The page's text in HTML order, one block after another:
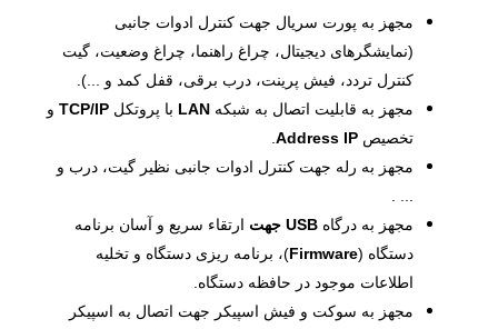
مجهز به پورت سریال جهت کنترل ادوات جانبی
(نمایشگرهای دیجیتال، چراغ راهنما، چراغ وضعیت، گیت
کنترل تردد، فیش پرینت، درب برقی، قفل کمد و ...).
​مجهز به قابلیت اتصال به شبکه LAN با پروتکل TCP/IPو
تخصیص IP
Address
.
مجهز به رله جهت کنترل ادوات جانبی نظیر گیت، درب و
مجهز به درگاه USBجهت ارتقاء سریع و آسان برنامه
دستگاه (Firmware)، برنامه ریزی دستگاه و تخلیه
اطلاعات موجود در حافظه دستگاه.
مجهز به سوکت و فیش اسپیکر جهت اتصال به اسپیکر